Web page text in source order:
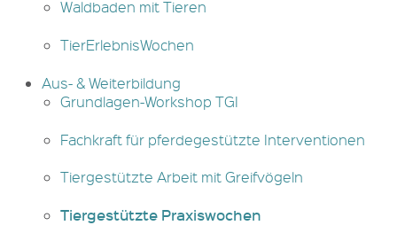
Waldbaden mit Tieren
TierErlebnisWochen
Aus- & Weiterbildung
Grundlagen-Workshop TGI
Fachkraft für pferdegestützte Interventionen
Tiergestützte Arbeit mit Greifvögeln
Tiergestützte Praxiswochen